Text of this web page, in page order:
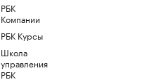
РБК
Компании
РБК Курсы
Школа
управления
РБК